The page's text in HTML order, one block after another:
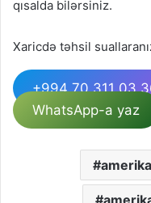
qısalda bilərsiniz.
Xaricdə təhsil
+994 70 311 03
WhatsApp-a yaz